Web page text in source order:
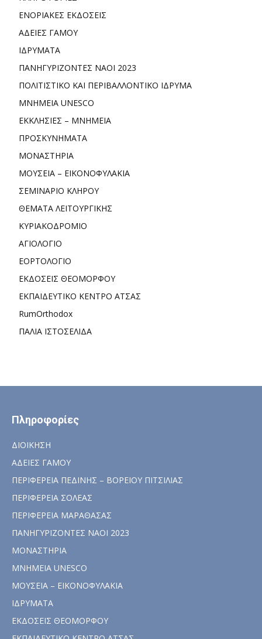
ΕΝΟΡΙΑΚΕΣ ΕΚΔΟΣΕΙΣ
ΑΔΕΙΕΣ ΓΑΜΟΥ
ΙΔΡΥΜΑΤΑ
ΠΑΝΗΓΥΡΙΖΟΝΤΕΣ ΝΑΟΙ 2023
ΠΟΛΙΤΙΣΤΙΚΟ ΚΑΙ ΠΕΡΙΒΑΛΛΟΝΤΙΚΟ ΙΔΡΥΜΑ
ΜΝΗΜΕΙΑ UNESCO
ΕΚΚΛΗΣΙΕΣ – ΜΝΗΜΕΙΑ
ΠΡΟΣΚΥΝΗΜΑΤΑ
ΜΟΝΑΣΤΗΡΙΑ
ΜΟΥΣΕΙΑ – ΕΙΚΟΝΟΦΥΛΑΚΙΑ
ΣΕΜΙΝΑΡΙΟ ΚΛΗΡΟΥ
ΘΕΜΑΤΑ ΛΕΙΤΟΥΡΓΙΚΗΣ
ΚΥΡΙΑΚΟΔΡΟΜΙΟ
ΑΓΙΟΛΟΓΙΟ
ΕΟΡΤΟΛΟΓΙΟ
ΕΚΔΟΣΕΙΣ ΘΕΟΜΟΡΦΟΥ
ΕΚΠΑΙΔΕΥΤΙΚΟ ΚΕΝΤΡΟ ΑΤΣΑΣ
RumOrthodox
ΠΑΛΙΑ ΙΣΤΟΣΕΛΙΔΑ
Πληροφορίες
ΔΙΟΙΚΗΣΗ
ΑΔΕΙΕΣ ΓΑΜΟΥ
ΠΕΡΙΦΕΡΕΙΑ ΠΕΔΙΝΗΣ – ΒΟΡΕΙΟΥ ΠΙΤΣΙΛΙΑΣ
ΠΕΡΙΦΕΡΕΙΑ ΣΟΛΕΑΣ
ΠΕΡΙΦΕΡΕΙΑ ΜΑΡΑΘΑΣΑΣ
ΠΑΝΗΓΥΡΙΖΟΝΤΕΣ ΝΑΟΙ 2023
ΜΟΝΑΣΤΗΡΙΑ
ΜΝΗΜΕΙΑ UNESCO
ΜΟΥΣΕΙΑ – ΕΙΚΟΝΟΦΥΛΑΚΙΑ
ΙΔΡΥΜΑΤΑ
ΕΚΔΟΣΕΙΣ ΘΕΟΜΟΡΦΟΥ